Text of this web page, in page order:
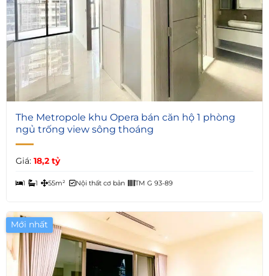
4
The Metropole khu Opera bán căn hộ 1 phòng
ngủ trống view sông thoáng
Giá: 18,2 tỷ
1 1 55m² Nội thất cơ bản TM G 93-89
Mới nhất